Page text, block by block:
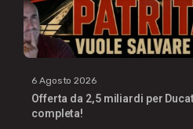
6 Agosto 2026
Offerta da 2,5 miliardi per
completa!